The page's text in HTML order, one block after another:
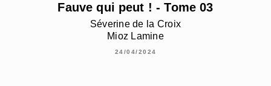
Fauve qui peut ! - Tome 03
Séverine de la Croix
Mioz Lamine
24/04/2024